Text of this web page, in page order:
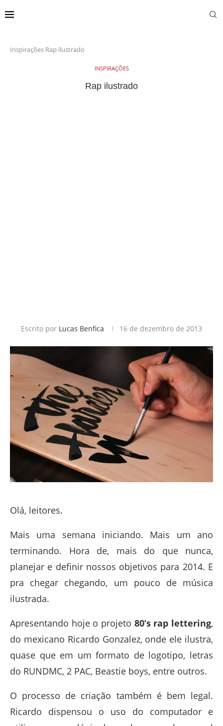
Inspirações Rap ilustrado
INSPIRAÇÕES
Rap ilustrado
Escrito por Lucas Benfica 16 de dezembro de 2013
Olá, leitores.
Mais uma semana iniciando. Mais um ano
terminando. Hora de, mais do que nunca,
planejar e definir nossos objetivos para 2014. E
pra chegar chegando, um pouco de música
ilustrada.
Apresentando hoje o projeto 80’s rap lettering,
do mexicano Ricardo Gonzalez, onde ele ilustra,
quase que em um formato de logotipo, letras
do RUNDMC, 2 PAC, Beastie boys, entre outros.
O processo de criação também é bem legal.
Ricardo dispensou o uso do computador e